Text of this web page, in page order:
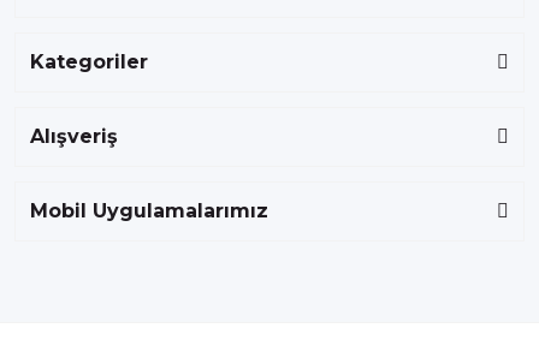
Kategoriler
Alışveriş
Mobil Uygulamalarımız